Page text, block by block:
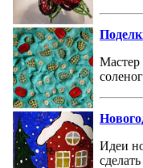
Мастер
Идеи